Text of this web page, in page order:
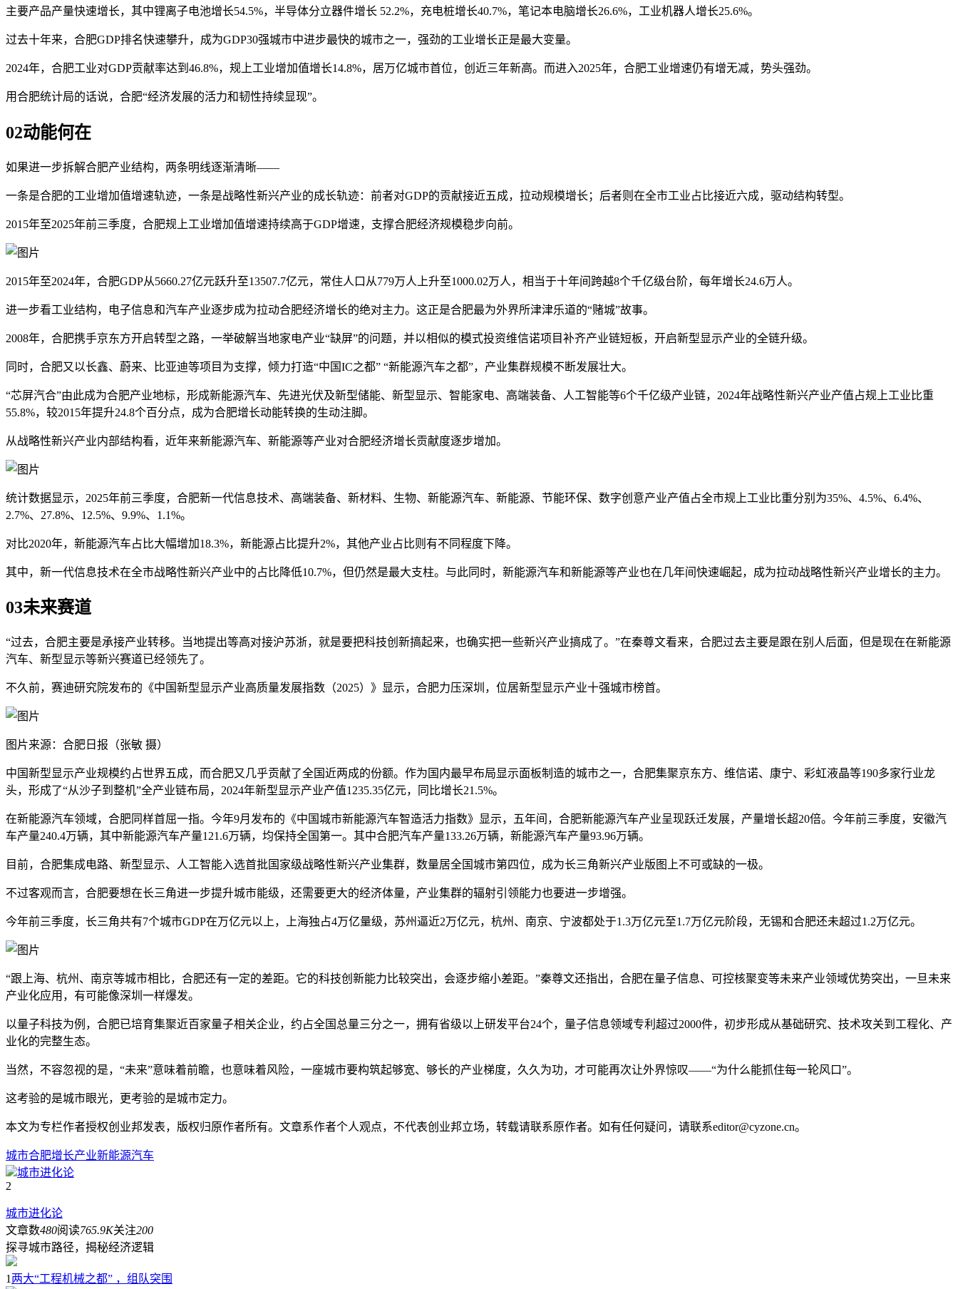
主要产品产量快速增长，其中锂离子电池增长54.5%，半导体分立器件增长 52.2%，充电桩增长40.7%，笔记本电脑增长26.6%，工业机器人增长25.6%。
过去十年来，合肥GDP排名快速攀升，成为GDP30强城市中进步最快的城市之一，强劲的工业增长正是最大变量。
2024年，合肥工业对GDP贡献率达到46.8%，规上工业增加值增长14.8%，居万亿城市首位，创近三年新高。而进入2025年，合肥工业增速仍有增无减，势头强劲。
用合肥统计局的话说，合肥“经济发展的活力和韧性持续显现”。
02动能何在
如果进一步拆解合肥产业结构，两条明线逐渐清晰——
一条是合肥的工业增加值增速轨迹，一条是战略性新兴产业的成长轨迹：前者对GDP的贡献接近五成，拉动规模增长；后者则在全市工业占比接近六成，驱动结构转型。
2015年至2025年前三季度，合肥规上工业增加值增速持续高于GDP增速，支撑合肥经济规模稳步向前。
2015年至2024年，合肥GDP从5660.27亿元跃升至13507.7亿元，常住人口从779万人上升至1000.02万人，相当于十年间跨越8个千亿级台阶，每年增长24.6万人。
进一步看工业结构，电子信息和汽车产业逐步成为拉动合肥经济增长的绝对主力。这正是合肥最为外界所津津乐道的“赌城”故事。
2008年，合肥携手京东方开启转型之路，一举破解当地家电产业“缺屏”的问题，并以相似的模式投资维信诺项目补齐产业链短板，开启新型显示产业的全链升级。
同时，合肥又以长鑫、蔚来、比亚迪等项目为支撑，倾力打造“中国IC之都” “新能源汽车之都”，产业集群规模不断发展壮大。
“芯屏汽合”由此成为合肥产业地标，形成新能源汽车、先进光伏及新型储能、新型显示、智能家电、高端装备、人工智能等6个千亿级产业链，2024年战略性新兴产业产值占规上工业比重
55.8%，较2015年提升24.8个百分点，成为合肥增长动能转换的生动注脚。
从战略性新兴产业内部结构看，近年来新能源汽车、新能源等产业对合肥经济增长贡献度逐步增加。
统计数据显示，2025年前三季度，合肥新一代信息技术、高端装备、新材料、生物、新能源汽车、新能源、节能环保、数字创意产业产值占全市规上工业比重分别为35%、4.5%、6.4%、
2.7%、27.8%、12.5%、9.9%、1.1%。
对比2020年，新能源汽车占比大幅增加18.3%，新能源占比提升2%，其他产业占比则有不同程度下降。
其中，新一代信息技术在全市战略性新兴产业中的占比降低10.7%，但仍然是最大支柱。与此同时，新能源汽车和新能源等产业也在几年间快速崛起，成为拉动战略性新兴产业增长的主力。
03未来赛道
“过去，合肥主要是承接产业转移。当地提出等高对接沪苏浙，就是要把科技创新搞起来，也确实把一些新兴产业搞成了。”在秦尊文看来，合肥过去主要是跟在别人后面，但是现在在新能源
汽车、新型显示等新兴赛道已经领先了。
不久前，赛迪研究院发布的《中国新型显示产业高质量发展指数（2025）》显示，合肥力压深圳，位居新型显示产业十强城市榜首。
图片来源：合肥日报（张敏 摄）
中国新型显示产业规模约占世界五成，而合肥又几乎贡献了全国近两成的份额。作为国内最早布局显示面板制造的城市之一，合肥集聚京东方、维信诺、康宁、彩虹液晶等190多家行业龙
头，形成了“从沙子到整机”全产业链布局，2024年新型显示产业产值1235.35亿元，同比增长21.5%。
在新能源汽车领域，合肥同样首屈一指。今年9月发布的《中国城市新能源汽车智造活力指数》显示，五年间，合肥新能源汽车产业呈现跃迁发展，产量增长超20倍。今年前三季度，安徽汽
车产量240.4万辆，其中新能源汽车产量121.6万辆，均保持全国第一。其中合肥汽车产量133.26万辆，新能源汽车产量93.96万辆。
目前，合肥集成电路、新型显示、人工智能入选首批国家级战略性新兴产业集群，数量居全国城市第四位，成为长三角新兴产业版图上不可或缺的一极。
不过客观而言，合肥要想在长三角进一步提升城市能级，还需要更大的经济体量，产业集群的辐射引领能力也要进一步增强。
今年前三季度，长三角共有7个城市GDP在万亿元以上，上海独占4万亿量级，苏州逼近2万亿元，杭州、南京、宁波都处于1.3万亿元至1.7万亿元阶段，无锡和合肥还未超过1.2万亿元。
“跟上海、杭州、南京等城市相比，合肥还有一定的差距。它的科技创新能力比较突出，会逐步缩小差距。”秦尊文还指出，合肥在量子信息、可控核聚变等未来产业领域优势突出，一旦未来
产业化应用，有可能像深圳一样爆发。
以量子科技为例，合肥已培育集聚近百家量子相关企业，约占全国总量三分之一，拥有省级以上研发平台24个，量子信息领域专利超过2000件，初步形成从基础研究、技术攻关到工程化、产
业化的完整生态。
当然，不容忽视的是，“未来”意味着前瞻，也意味着风险，一座城市要构筑起够宽、够长的产业梯度，久久为功，才可能再次让外界惊叹——“为什么能抓住每一轮风口”。
这考验的是城市眼光，更考验的是城市定力。
本文为专栏作者授权创业邦发表，版权归原作者所有。文章系作者个人观点，不代表创业邦立场，转载请联系原作者。如有任何疑问，请联系editor@cyzone.cn。
城市合肥增长产业新能源汽车
城市进化论
2
城市进化论
文章数480阅读765.9K关注200
探寻城市路径，揭秘经济逻辑
1 两大“工程机械之都” ，组队突围